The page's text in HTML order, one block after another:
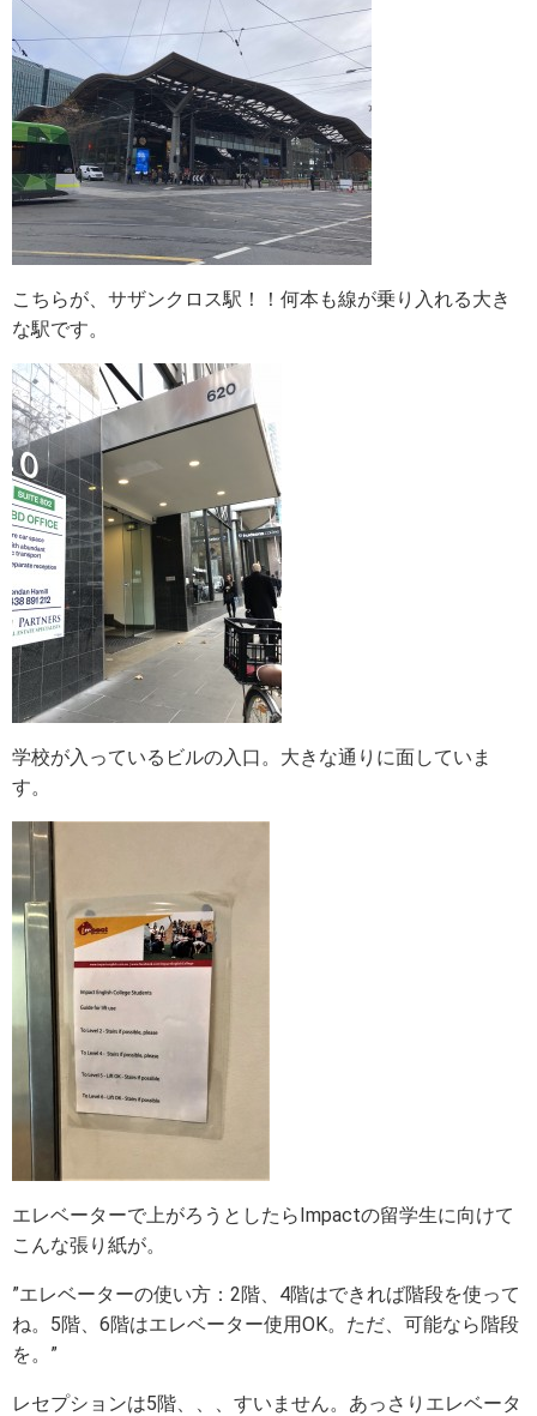
o
o
k
e
r
こちらが、サザンクロス駅！！何本も線が乗り入れる大き
な駅です。
学校が入っているビルの入口。大きな通りに面していま
す。
エレベーターで上がろうとしたらImpactの留学生に向けて
こんな張り紙が。
”エレベーターの使い方：2階、4階はできれば階段を使って
ね。5階、6階はエレベーター使用OK。ただ、可能なら階段
を。”
レセプションは5階、、、すいません。あっさりエレベータ